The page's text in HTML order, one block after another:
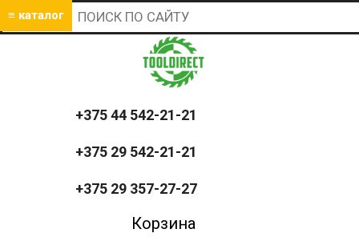
≡ каталог
+375 44 542-21-21
+375 29 542-21-21
+375 29 357-27-27
Корзина